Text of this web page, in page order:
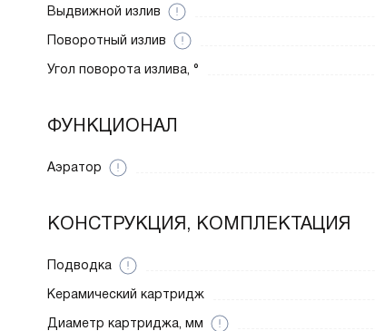
Выдвижной излив
Поворотный излив
Угол поворота излива, °
ФУНКЦИОНАЛ
Аэратор
КОНСТРУКЦИЯ, КОМПЛЕКТАЦИЯ
Подводка
Керамический картридж
Диаметр картриджа, мм